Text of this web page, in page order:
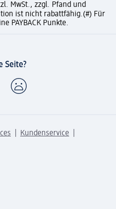
MwSt., zzgl. Pfand und
ist nicht rabattfähig.(#) Für
PAYBACK Punkte.
Seite?
Kundenservice